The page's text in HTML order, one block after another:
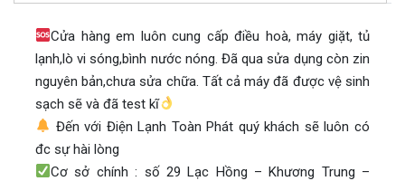
Cửa hàng em luôn cung cấp điều hoà, máy giặt, tủ
lạnh,lò vi sóng,bình nước nóng. Đã qua sửa dụng còn zin
nguyên bản,chưa sửa chữa. Tất cả máy đã được vệ sinh
sạch sẽ và đã test kĩ
Đến với Điện Lạnh Toàn Phát quý khách sẽ luôn có
đc sự hài lòng
Cơ sở chính : số 29 Lạc Hồng – Khương Trung –